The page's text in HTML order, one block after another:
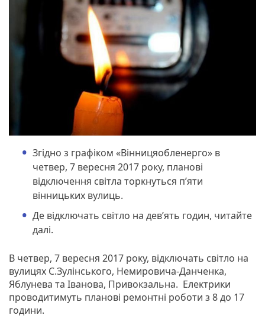
Згідно з графіком «Вінницяобленерго» в
четвер, 7 вересня 2017 року, планові
відключення світла торкнуться п’яти
вінницьких вулиць.
Де відключать світло на дев’ять годин, читайте
далі.
В четвер, 7 вересня 2017 року, відключать світло на
вулицях С.Зулінського, Немировича-Данченка,
Яблунева та Іванова, Привокзальна. Електрики
проводитимуть планові ремонтні роботи з 8 до 17
години.